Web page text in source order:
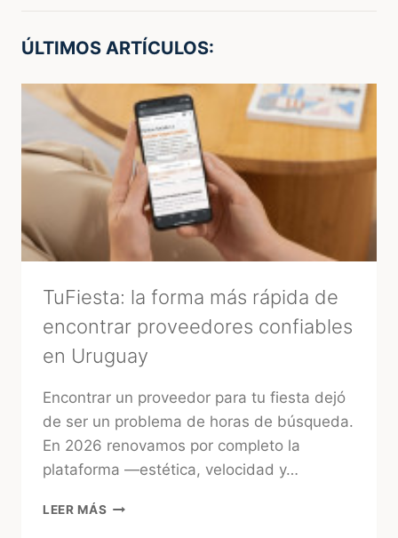
ÚLTIMOS ARTÍCULOS:
TuFiesta: la forma más rápida de
encontrar proveedores confiables
en Uruguay
Encontrar un proveedor para tu fiesta dejó
de ser un problema de horas de búsqueda.
En 2026 renovamos por completo la
plataforma —estética, velocidad y…
LEER MÁS TUFIESTA: